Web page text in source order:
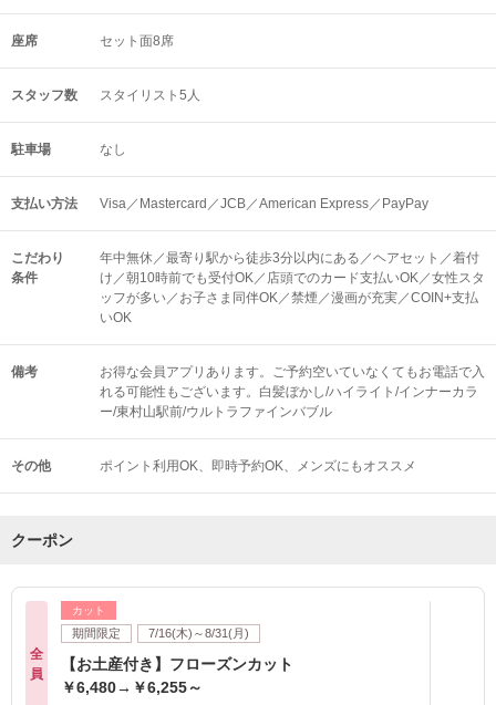
座席 セット面8席
スタッフ数 スタイリスト5人
駐車場 なし
支払い方法 Visa／Mastercard／JCB／American Express／PayPay
こだわり
条件
年中無休／最寄り駅から徒歩3分以内にある／ヘアセット／着付
け／朝10時前でも受付OK／店頭でのカード支払いOK／女性スタ
ッフが多い／お子さま同伴OK／禁煙／漫画が充実／COIN+支払
いOK
備考
お得な会員アプリあります。ご予約空いていなくてもお電話で入
れる可能性もございます。白髪ぼかし/ハイライト/インナーカラ
ー/東村山駅前/ウルトラファインバブル
その他 ポイント利用OK 即時予約OK メンズにもオススメ
クーポン
全
員
カット
期間限定 7/16(木)～8/31(月)
【お土産付き】フローズンカット
￥6,480→￥6,255～